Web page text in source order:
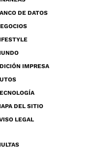
DE DATOS
IMPRESA
DEL SITIO
LEGAL